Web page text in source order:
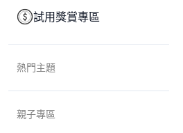
試用獎賞專區
熱門主題
親子專區